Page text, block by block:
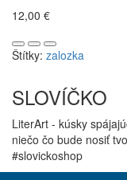
12,00 €
Štítky: zalozka
SLOVÍČKO
LiterArt - kúsky
niečo čo bude nosiť
#slovickoshop